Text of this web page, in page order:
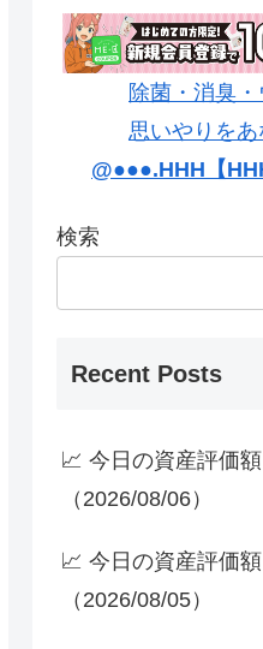
除菌・消臭
思いやりをあ
@●●●.HHH【
検索
Recent Posts
📈 今日の資産評価
（2026/08/06）
📈 今日の資産評価
（2026/08/05）